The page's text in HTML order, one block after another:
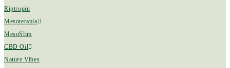
Riptropin
Mesoterapia
MesoSlim
CBD Oil
Nature Vibes